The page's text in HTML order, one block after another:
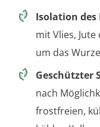
Isolation des
mit Vlies,
um das
Geschützter
nach
frostfreien,